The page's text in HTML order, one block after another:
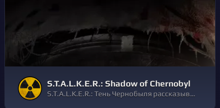
S.T.A.L.K.E.R.: Shadow of Chernobyl
S.T.A.L.K.E.R.: Тень Чернобыля рассказывает о выживании в Зоне – крайне опасном месте, где нужно бояться не только радиации, аномалий и смертоносных существ, но и других "сталкеров", преследующих собственные цели.